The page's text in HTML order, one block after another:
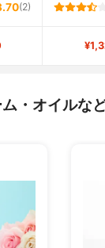
(2)
・オイルな